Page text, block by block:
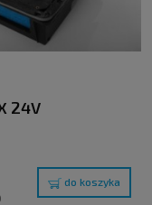
24V
do koszyka